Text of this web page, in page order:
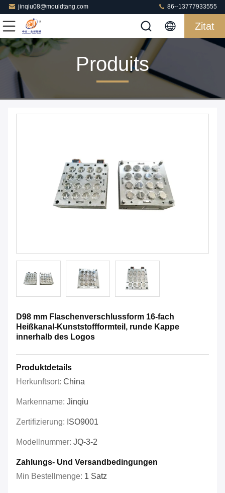
jinqiu08@mouldtang.com 86--13777933555
Zitat
Produits
D98 mm Flaschenverschlussform 16-fach
Heißkanal-Kunststoffformteil, runde Kappe
innerhalb des Logos
Produktdetails
Herkunftsort: China
Markenname: Jinqiu
Zertifizierung: ISO9001
Modellnummer: JQ-3-2
Zahlungs- Und Versandbedingungen
Min Bestellmenge: 1 Satz